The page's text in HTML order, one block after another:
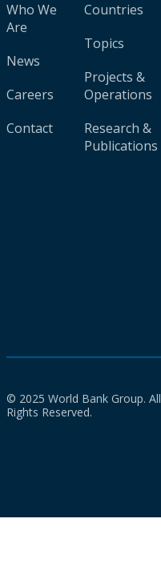
Who We
Are
News
Careers
Contact
Countries
Topics
Projects &
Operations
Research &
Publications
© 2025 World Bank Group. All
Rights Reserved.